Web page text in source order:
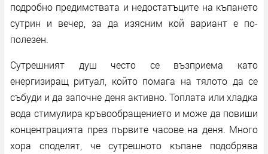
подробно предимствата и недостатъците на къпането
сутрин и вечер, за да изясним кой вариант е по-
полезен.
Сутрешният душ често се възприема като
енергизиращ ритуал, който помага на тялото да се
събуди и да започне деня активно. Топлата или хладка
вода стимулира кръвообращението и може да повиши
концентрацията през първите часове на деня. Много
хора споделят, че сутрешното къпане подобрява